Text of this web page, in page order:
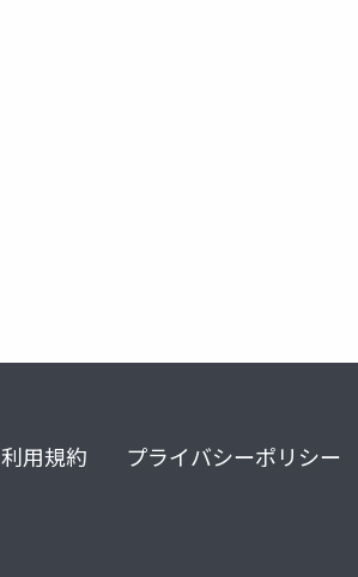
利用規約 プライバシーポリシー